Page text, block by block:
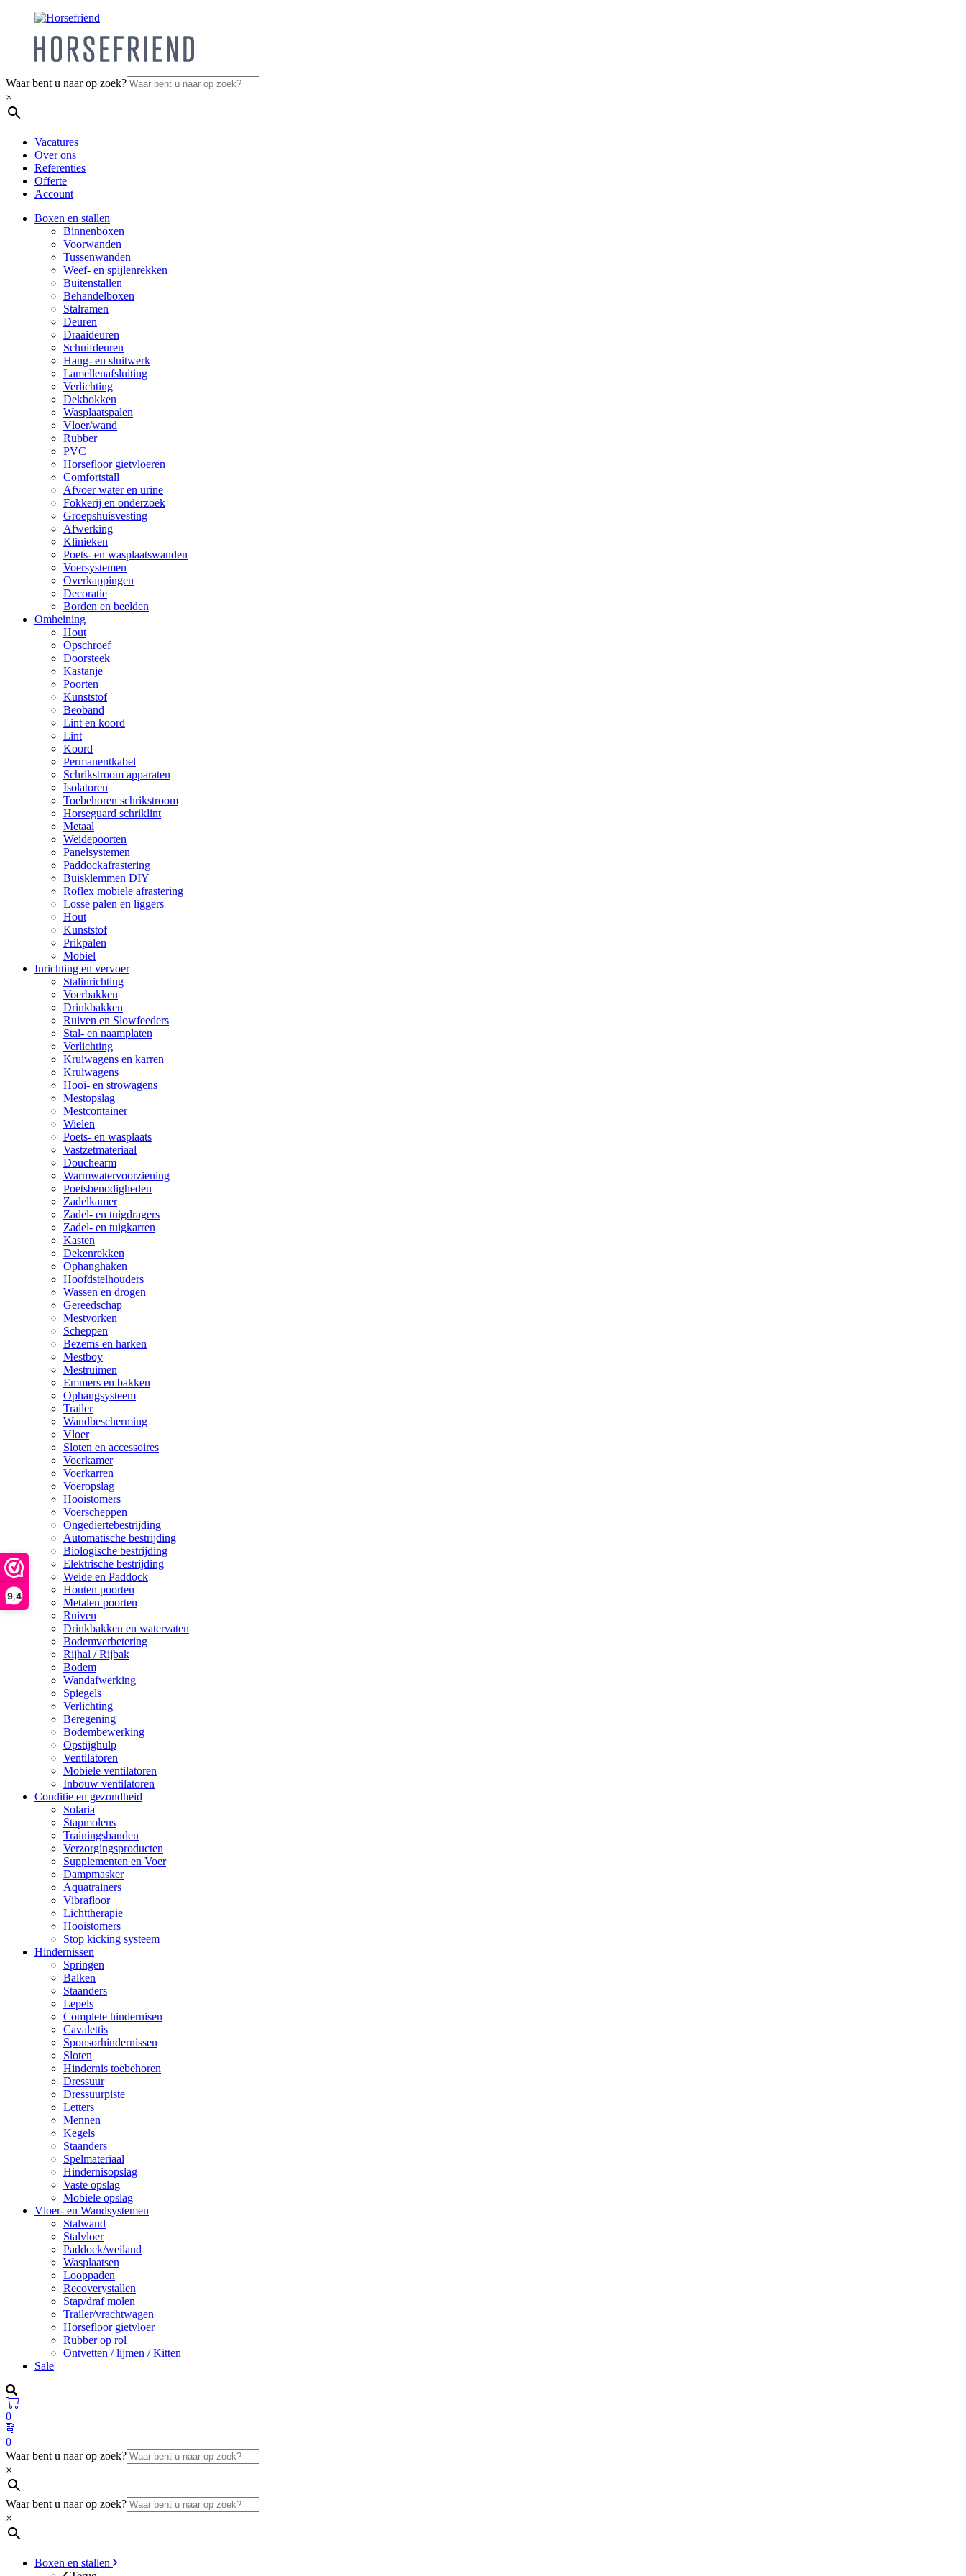
9,4
Waar bent u naar op zoek?
×
Vacatures
Over ons
Referenties
Offerte
Account
Boxen en stallen
Binnenboxen
Voorwanden
Tussenwanden
Weef- en spijlenrekken
Buitenstallen
Behandelboxen
Stalramen
Deuren
Draaideuren
Schuifdeuren
Hang- en sluitwerk
Lamellenafsluiting
Verlichting
Dekbokken
Wasplaatspalen
Vloer/wand
Rubber
PVC
Horsefloor gietvloeren
Comfortstall
Afvoer water en urine
Fokkerij en onderzoek
Groepshuisvesting
Afwerking
Klinieken
Poets- en wasplaatswanden
Voersystemen
Overkappingen
Decoratie
Borden en beelden
Omheining
Hout
Opschroef
Doorsteek
Kastanje
Poorten
Kunststof
Beoband
Lint en koord
Lint
Koord
Permanentkabel
Schrikstroom apparaten
Isolatoren
Toebehoren schrikstroom
Horseguard schriklint
Metaal
Weidepoorten
Panelsystemen
Paddockafrastering
Buisklemmen DIY
Roflex mobiele afrastering
Losse palen en liggers
Hout
Kunststof
Prikpalen
Mobiel
Inrichting en vervoer
Stalinrichting
Voerbakken
Drinkbakken
Ruiven en Slowfeeders
Stal- en naamplaten
Verlichting
Kruiwagens en karren
Kruiwagens
Hooi- en strowagens
Mestopslag
Mestcontainer
Wielen
Poets- en wasplaats
Vastzetmateriaal
Douchearm
Warmwatervoorziening
Poetsbenodigheden
Zadelkamer
Zadel- en tuigdragers
Zadel- en tuigkarren
Kasten
Dekenrekken
Ophanghaken
Hoofdstelhouders
Wassen en drogen
Gereedschap
Mestvorken
Scheppen
Bezems en harken
Mestboy
Mestruimen
Emmers en bakken
Ophangsysteem
Trailer
Wandbescherming
Vloer
Sloten en accessoires
Voerkamer
Voerkarren
Voeropslag
Hooistomers
Voerscheppen
Ongediertebestrijding
Automatische bestrijding
Biologische bestrijding
Elektrische bestrijding
Weide en Paddock
Houten poorten
Metalen poorten
Ruiven
Drinkbakken en watervaten
Bodemverbetering
Rijhal / Rijbak
Bodem
Wandafwerking
Spiegels
Verlichting
Beregening
Bodembewerking
Opstijghulp
Ventilatoren
Mobiele ventilatoren
Inbouw ventilatoren
Conditie en gezondheid
Solaria
Stapmolens
Trainingsbanden
Verzorgingsproducten
Supplementen en Voer
Dampmasker
Aquatrainers
Vibrafloor
Lichttherapie
Hooistomers
Stop kicking systeem
Hindernissen
Springen
Balken
Staanders
Lepels
Complete hindernisen
Cavalettis
Sponsorhindernissen
Sloten
Hindernis toebehoren
Dressuur
Dressuurpiste
Letters
Mennen
Kegels
Staanders
Spelmateriaal
Hindernisopslag
Vaste opslag
Mobiele opslag
Vloer- en Wandsystemen
Stalwand
Stalvloer
Paddock/weiland
Wasplaatsen
Looppaden
Recoverystallen
Stap/draf molen
Trailer/vrachtwagen
Horsefloor gietvloer
Rubber op rol
Ontvetten / lijmen / Kitten
Sale
0
0
Waar bent u naar op zoek?
×
Waar bent u naar op zoek?
×
Boxen en stallen